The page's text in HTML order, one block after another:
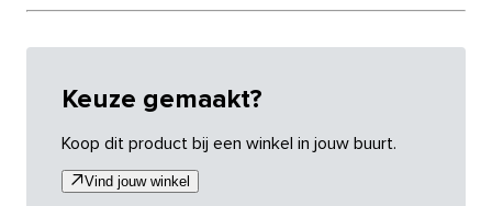
Keuze gemaakt?
Koop dit product bij een winkel in jouw buurt.
Vind jouw winkel